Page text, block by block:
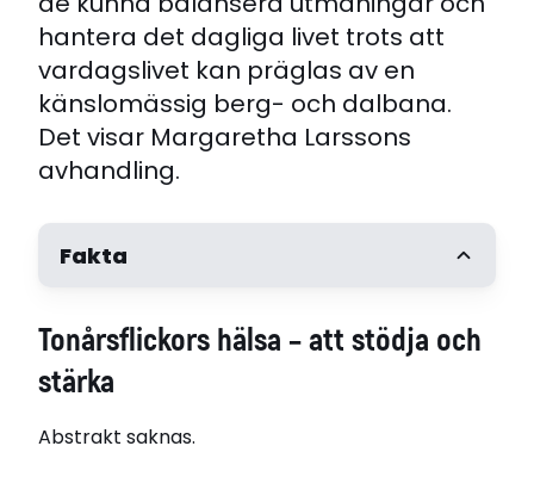
hantera det dagliga livet trots att
vardagslivet kan präglas av en
känslomässig berg- och dalbana.
Det visar Margaretha Larssons
avhandling.
Fakta
Margaretha Larsson
Opponent
Jennifer Bullington, Ersta Sköndals högskola,
Stockholm
Disputerat vid
Tonårsflickors hälsa – att stödja och
stärka
Abstrakt saknas.